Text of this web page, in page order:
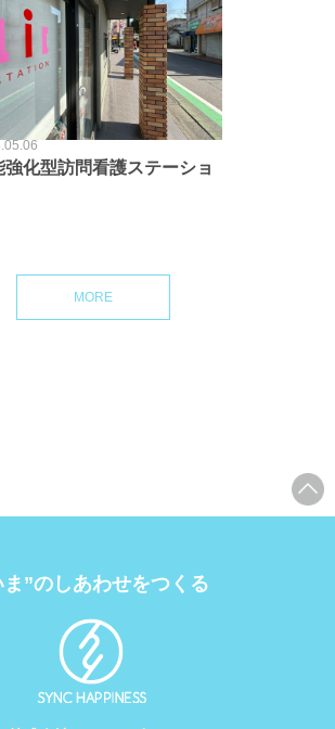
強化型訪問看護ステーショ
MORE
ま”のしあわせをつくる